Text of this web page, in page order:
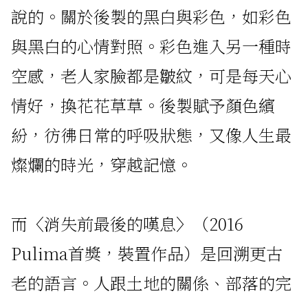
說的。關於後製的黑白與彩色，如彩色
與黑白的心情對照。彩色進入另一種時
空感，老人家臉都是皺紋，可是每天心
情好，換花花草草。後製賦予顏色繽
紛，彷彿日常的呼吸狀態，又像人生最
燦爛的時光，穿越記憶。
而〈消失前最後的嘆息〉（2016
Pulima首獎，裝置作品）是回溯更古
老的語言。人跟土地的關係、部落的完